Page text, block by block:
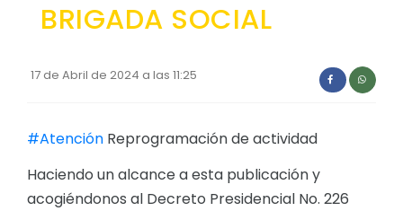
Convocatorias
Plan de desarrollo y Ordenamiento Territorial -
Convenios Institucionales
BRIGADA SOCIAL
17 de Abril de 2024 a las 11:25
#Atención Reprogramación de actividad
Haciendo un alcance a esta publicación y
acogiéndonos al Decreto Presidencial No. 226